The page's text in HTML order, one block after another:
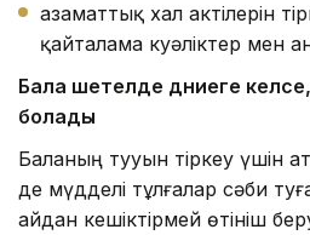
азаматтық хал актілерін
қайталама куәліктер мен
Бала шетелде дүниеге келсе
болады
Баланың тууын тіркеу үшін
де мүдделі тұлғалар сәби
айдан кешіктірмей өтініш